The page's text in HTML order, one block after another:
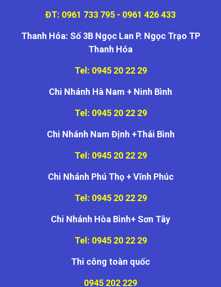
ĐT: 0961 733 795 - 0961 426 433
Thanh Hóa: Số 3B Ngọc Lan P. Ngọc Trạo TP
Thanh Hóa
Tel: 0945 20 22 29
Chi Nhánh Hà Nam + Ninh Bình
Tel: 0945 20 22 29
Chi Nhánh Nam Định +Thái Bình
Tel: 0945 20 22 29
Chi Nhánh Phú Thọ + Vĩnh Phúc
Tel: 0945 20 22 29
Chi Nhánh Hòa Bình+ Sơn Tây
Tel: 0945 20 22 29
Thi công toàn quốc
0945 202 229